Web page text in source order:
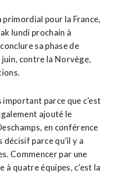
pour la France,
lundi prochain à
sa phase de
contre la Norvège,
parce que c’est
ajouté le
en conférence
décisif parce qu’il y a
Commencer par une
⁠à quatre équipes, c’est la